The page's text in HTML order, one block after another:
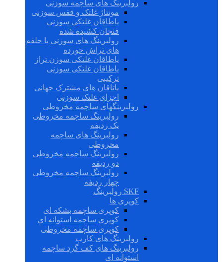
رولبرینگ های ساچمه سوزنی
مونتاژ غلتک و قفس سوزنی
یاطاقان غلتکی سوزنی
فنجان کشیده شده
رولبرینگ های سوزنی با حلقه
های تراش خورده
یاطاقان غلتکی سوزن تراز
یاطاقان غلتکی سوزنی
ترکیبی
یاتاقان های مشترک جهانی
اجزای غلتک سوزنی
رولبرینگهای ساچمه مخروطی
رولبرینگ ساچمه مخروطی
یک ردیفه
رولبرینگ های ساچمه
مخروطی
رولبرینگ ساچمه مخروطی
دو ردیفه
رولبرینگ ساچمه مخروطی
چهار ردیفه
SKF رولبرینگ
کوپری ها
کوپری ساچمه بشکه ای
کوپری ساچمه استوانه ای
کوپری ساچمه مخروطی
رولبرینگ های کارب
رولبرینگ های کف گرد ساچمه
استوانه ای